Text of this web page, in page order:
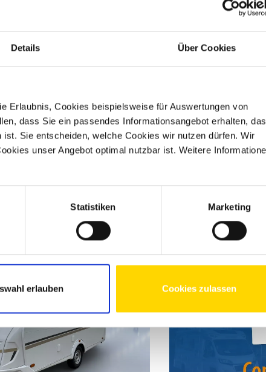
Details Über Cookies
Erlaubnis, Cookies beispielsweise für Auswertungen von
dass Sie ein passendes Informationsangebot erhalten, das
Sie entscheiden, welche Cookies wir nutzen dürfen. Wir
unser Angebot optimal nutzbar ist. Weitere
Statistiken Marketing
erlauben Cookies zulassen